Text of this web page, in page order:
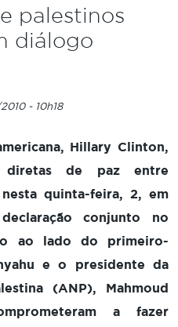
palestinos
diálogo
- 10h18
Hillary Clinton,
diretas de paz entre
quinta-feira, 2, em
conjunto no
ao lado do primeiro-
e o presidente da
(ANP), Mahmoud
a fazer